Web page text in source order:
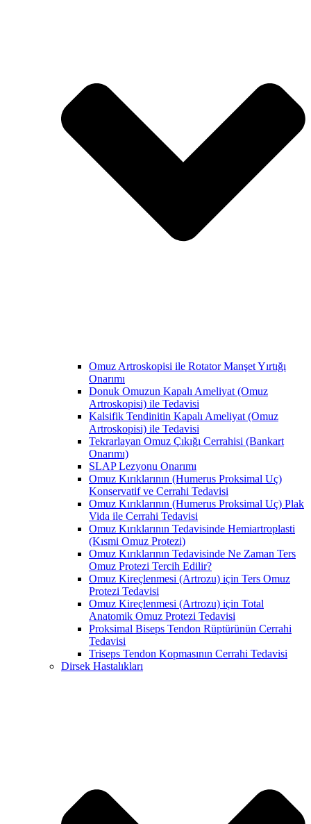
Omuz Artroskopisi ile Rotator Manşet Yırtığı
Onarımı
Donuk Omuzun Kapalı Ameliyat (Omuz
Artroskopisi) ile Tedavisi
Kalsifik Tendinitin Kapalı Ameliyat (Omuz
Artroskopisi) ile Tedavisi
Tekrarlayan Omuz Çıkığı Cerrahisi (Bankart
Onarımı)
SLAP Lezyonu Onarımı
Omuz Kırıklarının (Humerus Proksimal Uç)
Konservatif ve Cerrahi Tedavisi
Omuz Kırıklarının (Humerus Proksimal Uç) Plak
Vida ile Cerrahi Tedavisi
Omuz Kırıklarının Tedavisinde Hemiartroplasti
(Kısmi Omuz Protezi)
Omuz Kırıklarının Tedavisinde Ne Zaman Ters
Omuz Protezi Tercih Edilir?
Omuz Kireçlenmesi (Artrozu) için Ters Omuz
Protezi Tedavisi
Omuz Kireçlenmesi (Artrozu) için Total
Anatomik Omuz Protezi Tedavisi
Proksimal Biseps Tendon Rüptürünün Cerrahi
Tedavisi
Triseps Tendon Kopmasının Cerrahi Tedavisi
Dirsek Hastalıkları